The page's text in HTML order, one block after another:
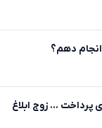
دهم؟
پرداخت ... زوج ابلاغ